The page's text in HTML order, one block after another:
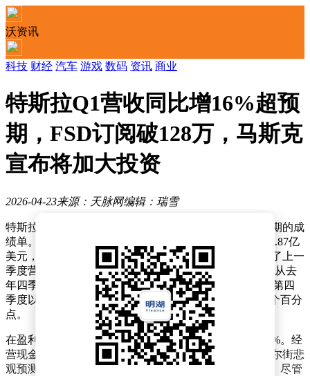
沃资讯
科技 财经 汽车 游戏 数码 资讯 商业
特斯拉Q1营收同比增16%超预
期，FSD订阅破128万，马斯克
宣布将加大投资
2026-04-23来源：天脉网编辑：瑞雪
特斯拉在最新发布的季度财报中交出了一份远超市场预期的成
绩单。数据显示，公司当季营业收入同比增长16%至223.87亿
美元，创下2023年第二季度以来的最高增速，一举扭转了上一
季度营收下滑3%的颓势。更令市场惊喜的是，其毛利率从去
年四季度的20.1%进一步提升至21.1%，不仅达到2022年第四
季度以来的单季新高，更比分析师预期的17.7%高出3.4个百分
点。
在盈利表现方面，特斯拉每股收益超出分析师预期逾20%。经
营现金流和自由现金流的表现同样亮眼，实际数据较华尔街悲
观预测翻了一倍有余，资本支出则比市场预期低约40%。尽管